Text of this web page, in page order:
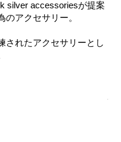
silver accessoriesが提案
アクセサリー。
されたアクセサリーとし